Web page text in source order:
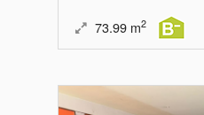
73.99 m2